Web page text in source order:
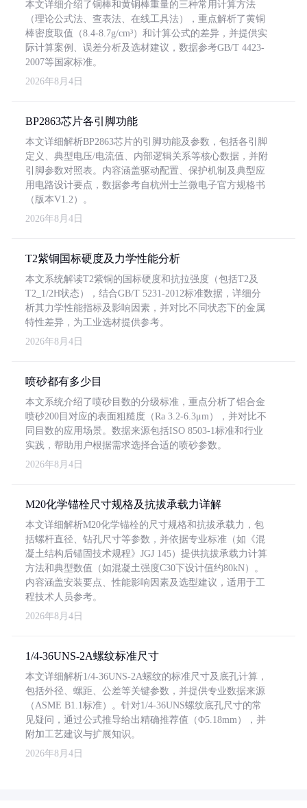
本文详细介绍了铜棒和黄铜棒重量的三种常用计算方法
（理论公式法、查表法、在线工具法），重点解析了黄铜
棒密度取值（8.4-8.7g/cm³）和计算公式的差异，并提供实
际计算案例、误差分析及选材建议，数据参考GB/T 4423-
2007等国家标准。
2026年8月4日
BP2863芯片各引脚功能
本文详细解析BP2863芯片的引脚功能及参数，包括各引脚
定义、典型电压/电流值、内部逻辑关系等核心数据，并附
引脚参数对照表。内容涵盖驱动配置、保护机制及典型应
用电路设计要点，数据参考自杭州士兰微电子官方规格书
（版本V1.2）。
2026年8月4日
T2紫铜国标硬度及力学性能分析
本文系统解读T2紫铜的国标硬度和抗拉强度（包括T2及
T2_1/2H状态），结合GB/T 5231-2012标准数据，详细分
析其力学性能指标及影响因素，并对比不同状态下的金属
特性差异，为工业选材提供参考。
2026年8月4日
喷砂都有多少目
本文系统介绍了喷砂目数的分级标准，重点分析了铝合金
喷砂200目对应的表面粗糙度（Ra 3.2-6.3μm），并对比不
同目数的应用场景。数据来源包括ISO 8503-1标准和行业
实践，帮助用户根据需求选择合适的喷砂参数。
2026年8月4日
M20化学锚栓尺寸规格及抗拔承载力详解
本文详细解析M20化学锚栓的尺寸规格和抗拔承载力，包
括螺杆直径、钻孔尺寸等参数，并依据专业标准（如《混
凝土结构后锚固技术规程》JGJ 145）提供抗拔承载力计算
方法和典型数值（如混凝土强度C30下设计值约80kN）。
内容涵盖安装要点、性能影响因素及选型建议，适用于工
程技术人员参考。
2026年8月4日
1/4-36UNS-2A螺纹标准尺寸
本文详细解析1/4-36UNS-2A螺纹的标准尺寸及底孔计算，
包括外径、螺距、公差等关键参数，并提供专业数据来源
（ASME B1.1标准）。针对1/4-36UNS螺纹底孔尺寸的常
见疑问，通过公式推导给出精确推荐值（Φ5.18mm），并
附加工艺建议与扩展知识。
2026年8月4日